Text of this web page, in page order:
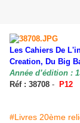
Les Cahiers De
Creation, Du Big
Année d’édition :
Réf : 38708 - P12
#Livres 20ème